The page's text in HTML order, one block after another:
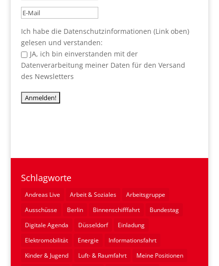
Ich habe die Datenschutzinformationen (Link oben)
gelesen und verstanden:
JA, ich bin einverstanden mit der
Datenverarbeitung meiner Daten für den Versand
des Newsletters
Schlagworte
Andreas Live Arbeit & Soziales
Arbeitsgruppe
Ausschüsse
Berlin Binnenschifffahrt
Bundestag
Digitale Agenda
Düsseldorf
Einladung
Elektromobilität
Energie
Informationsfahrt
Kinder & Jugend
Luft- & Raumfahrt
Meine Positionen